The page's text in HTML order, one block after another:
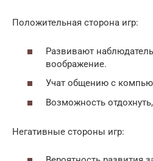
Положительная сторона игр:
Развивают
воображение.
Учат общению с
Возможность
Негативные стороны игр: